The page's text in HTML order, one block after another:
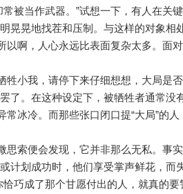
被当作武器。”试想一下，有人在关
晃晃地找茬和压制。与这样的对象相
啊，人心永远比表面复杂太多。面
小我，请停下来仔细想想，大局是
了。在这种设定下，被牺牲者通常没
冰冷。而那些张口闭口提“大局”的
索便会发现，它并非那么无私。事
划成功时，他们享受掌声鲜花，而
巧成了那个甘愿付出的人，就真的